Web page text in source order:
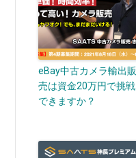
eBay中古カメラ輸出販
売は資金20万円で挑戦
できますか？